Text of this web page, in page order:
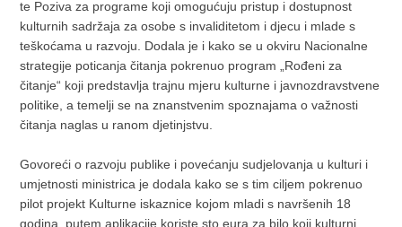
te Poziva za programe koji omogućuju pristup i dostupnost
kulturnih sadržaja za osobe s invaliditetom i djecu i mlade s
teškoćama u razvoju. Dodala je i kako se u okviru Nacionalne
strategije poticanja čitanja pokrenuo program „Rođeni za
čitanje“ koji predstavlja trajnu mjeru kulturne i javnozdravstvene
politike, a temelji se na znanstvenim spoznajama o važnosti
čitanja naglas u ranom djetinjstvu.
Govoreći o razvoju publike i povećanju sudjelovanja u kulturi i
umjetnosti ministrica je dodala kako se s tim ciljem pokrenuo
pilot projekt Kulturne iskaznice kojom mladi s navršenih 18
godina, putem aplikacije koriste sto eura za bilo koji kulturni